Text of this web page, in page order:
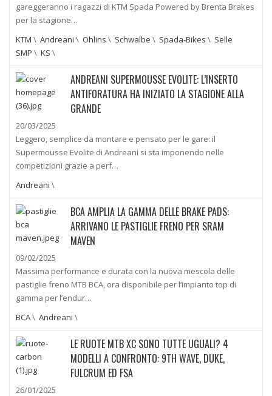
gareggeranno i ragazzi di KTM Spada Powered by Brenta Brakes
per la stagione…
KTM \ Andreani \ Ohlins \ Schwalbe \ Spada-Bikes \ Selle
SMP \ KS \
ANDREANI SUPERMOUSSE EVOLITE: L’INSERTO
ANTIFORATURA HA INIZIATO LA STAGIONE ALLA
GRANDE
20/03/2025
Leggero, semplice da montare e pensato per le gare: il
Supermousse Evolite di Andreani si sta imponendo nelle
competizioni grazie a perf…
Andreani \
BCA AMPLIA LA GAMMA DELLE BRAKE PADS:
ARRIVANO LE PASTIGLIE FRENO PER SRAM
MAVEN
09/02/2025
Massima performance e durata con la nuova mescola delle
pastiglie freno MTB BCA, ora disponibile per l’impianto top di
gamma per l’endur…
BCA\ Andreani \
LE RUOTE MTB XC SONO TUTTE UGUALI? 4
MODELLI A CONFRONTO: 9TH WAVE, DUKE,
FULCRUM ED FSA
26/01/2025